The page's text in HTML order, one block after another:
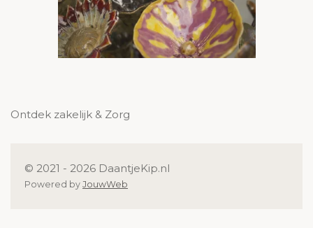
Ontdek zakelijk & Zorg
© 2021 - 2026 DaantjeKip.nl
Powered by JouwWeb